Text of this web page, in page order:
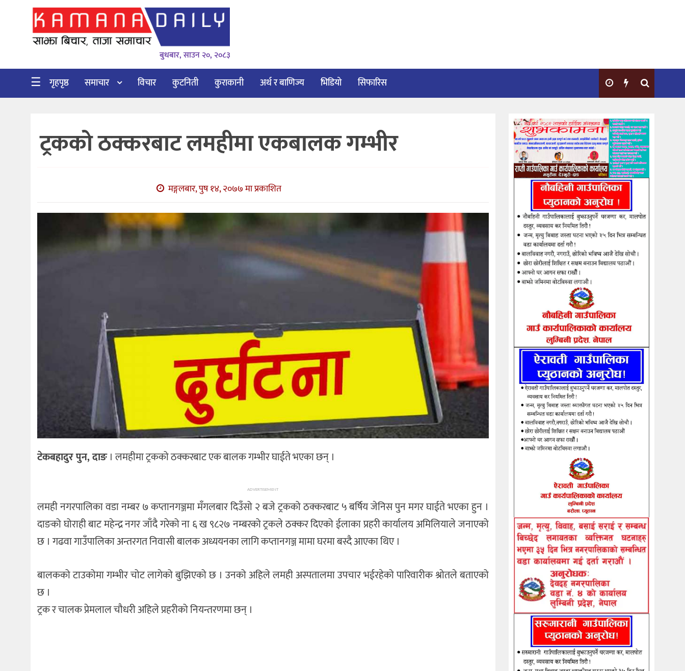
गृहपृष्ठ
विचार
कुटनिती
सिफारिस
बुधबार, साउन २०, २०८३
☰ गृहपृष्ठ समाचार विचार कुटनिती कुराकानी अर्थ र बाणिज्य भिडियो सिफारिस
ट्रकको ठक्करबाट लमहीमा एकबालक गम्भीर
मङ्गलबार, पुष १४, २०७७ मा प्रकाशित
टेकबहादुर पुन, दाङ। लमहीमा ट्रकको ठक्करबाट एक बालक गम्भीर घाईते भएका छन् ।
ADVERTISEMENT
लमही नगरपालिका वडा नम्बर ७ कप्तानगञ्जमा मँगलबार दिउँसो २ बजे ट्रकको ठक्करबाट ५ बर्षिय जेनिस पुन मगर घाईते भएका हुन ।
दाङको घोराही बाट महेन्द्र नगर जाँदै गरेको ना ६ ख ९८२७ नम्बरको ट्रकले ठक्कर दिएको ईलाका प्रहरी कार्यालय अमिलियाले जनाएको
छ । गढवा गाउँपालिका अन्तरगत निवासी बालक अध्ययनका लागि कप्तानगञ्ज मामा घरमा बस्दै आएका थिए ।
बालकको टाउकोमा गम्भीर चोट लागेको बुझिएको छ । उनको अहिले लमही अस्पतालमा उपचार भईरहेको पारिवारीक श्रोतले बताएको
छ ।
ट्रक र चालक प्रेमलाल चौधरी अहिले प्रहरीको नियन्तरणमा छन् ।